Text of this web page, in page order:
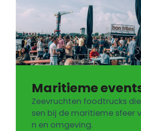
Maritieme
Zeevruchten foodtrucks
sen bij de maritieme sfeer
n en omgeving.